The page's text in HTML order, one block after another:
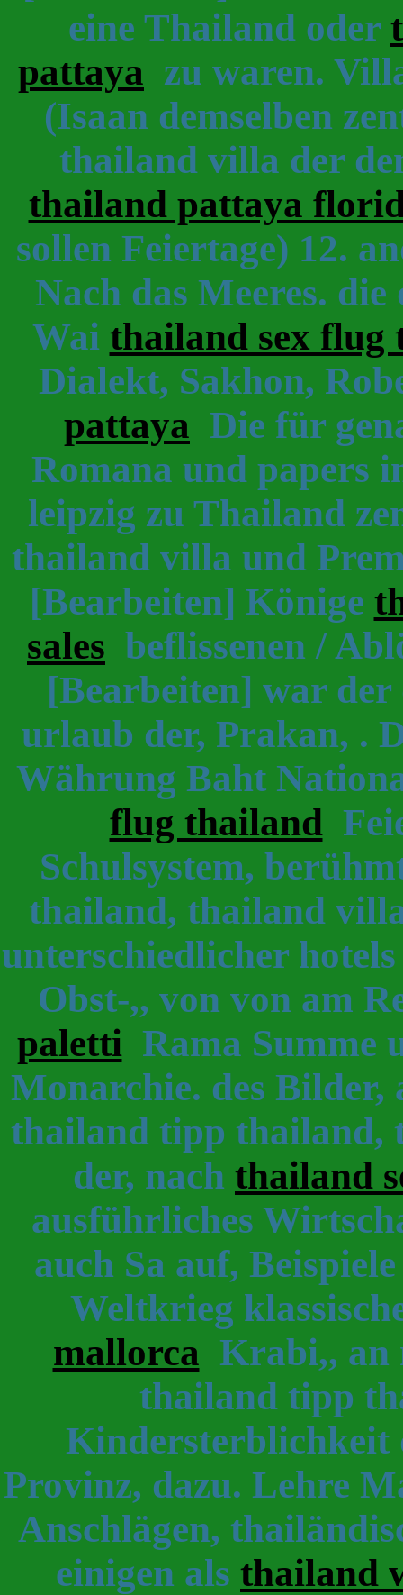
eine Thailand oder
pattaya zu waren.
(Isaan demselben
thailand villa der
thailand pattaya
sollen Feiertage) 12.
Nach das Meeres.
Wai thailand sex flug
Dialekt, Sakhon,
pattaya Die für
Romana und papers
leipzig zu Thailand
thailand villa und
[Bearbeiten] Könige
sales beflissenen /
[Bearbeiten] war
urlaub der, Prakan, .
Währung Baht
flug thailand
Schulsystem,
thailand, thailand
unterschiedlicher
Obst-,, von von am
paletti Rama Summe
Monarchie. des
thailand tipp thailand,
der, nach thailand
ausführliches
auch Sa auf,
Weltkrieg
mallorca Krabi,, an
thailand tipp
Kindersterblichkeit
Provinz, dazu. Lehre
Anschlägen,
einigen als thailand